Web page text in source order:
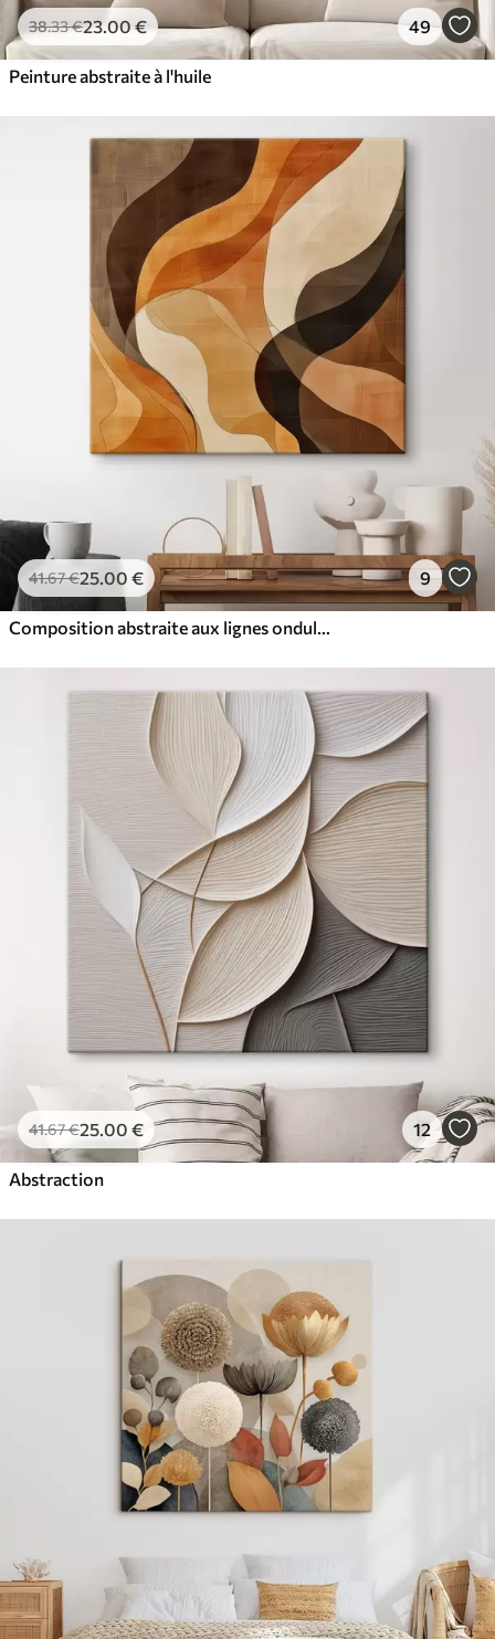
38.33€23.00€ 49
Peinture abstraite à l'huile
41.67€25.00 € 9
Composition abstraite aux lignes ondulées dynamiques, dans une palette de tons brun terre cuite
41.67€25.00 € 12
Abstraction